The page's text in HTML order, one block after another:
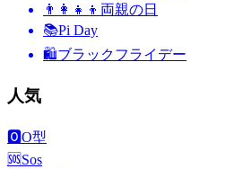
👨‍👩‍👧‍👦 両親の日
📚Pi Day
🛍ブラックフライデー
人気
🅾️O型
🆘Sos